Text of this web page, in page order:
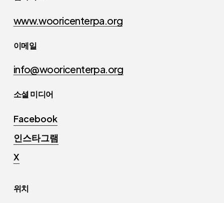
www.wooricenterpa.org
이메일
info@wooricenterpa.org
소셜 미디어
Facebook
인스타그램
X
위치